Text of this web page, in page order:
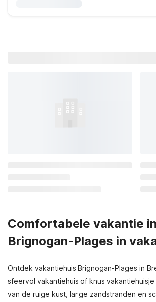
Comfortabele vakantie in
Brignogan-Plages in
Ontdek vakantiehuis Brignogan-Plages in
sfeervol vakantiehuis of knus
van de ruige kust, lange zandstranden en